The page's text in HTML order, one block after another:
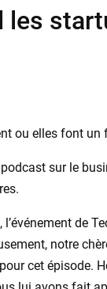
les
ou elles font
sur le
, l’événement de
notre
cet épisode.